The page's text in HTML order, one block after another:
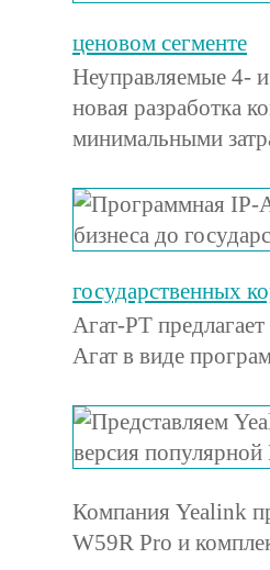
ценовом сегменте
Неуправляемые 4-
новая разработка
минимальными
государственных
Агат-РТ
Агат в виде
Компания Yealink
W59R Pro и